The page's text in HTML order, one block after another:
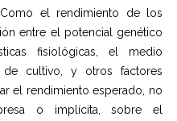
el rendimiento de los
entre el potencial genético
fisiológicas, el medio
cultivo, y otros factores
el rendimiento esperado, no
o implícita, sobre el